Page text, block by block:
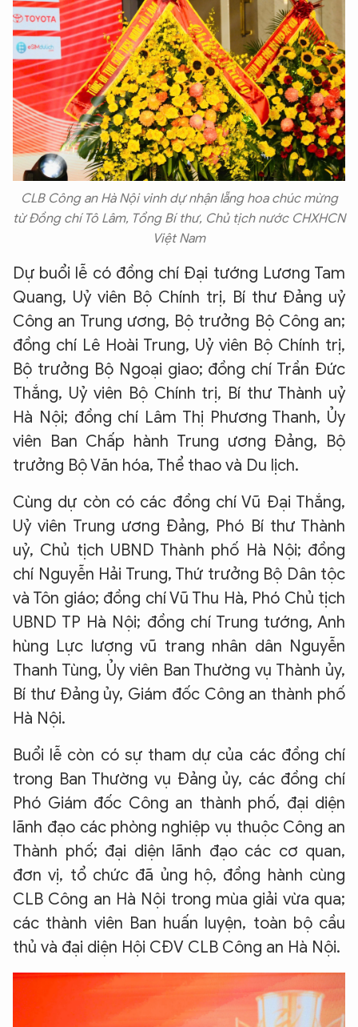
CLB Công an Hà Nội vinh dự nhận lẵng hoa chúc mừng
từ Đồng chí Tô Lâm, Tổng Bí thư, Chủ tịch nước CHXHCN
Việt Nam
Dự buổi lễ có đồng chí Đại tướng Lương Tam
Quang, Uỷ viên Bộ Chính trị, Bí thư Đảng uỷ
Công an Trung ương, Bộ trưởng Bộ Công an;
đồng chí Lê Hoài Trung, Uỷ viên Bộ Chính trị,
Bộ trưởng Bộ Ngoại giao; đồng chí Trần Đức
Thắng, Uỷ viên Bộ Chính trị, Bí thư Thành uỷ
Hà Nội; đồng chí Lâm Thị Phương Thanh, Ủy
viên Ban Chấp hành Trung ương Đảng, Bộ
trưởng Bộ Văn hóa, Thể thao và Du lịch.
Cùng dự còn có các đồng chí Vũ Đại Thắng,
Uỷ viên Trung ương Đảng, Phó Bí thư Thành
uỷ, Chủ tịch UBND Thành phố Hà Nội; đồng
chí Nguyễn Hải Trung, Thứ trưởng Bộ Dân tộc
và Tôn giáo; đồng chí Vũ Thu Hà, Phó Chủ tịch
UBND TP Hà Nội; đồng chí Trung tướng, Anh
hùng Lực lượng vũ trang nhân dân Nguyễn
Thanh Tùng, Ủy viên Ban Thường vụ Thành ủy,
Bí thư Đảng ủy, Giám đốc Công an thành phố
Hà Nội.
Buổi lễ còn có sự tham dự của các đồng chí
trong Ban Thường vụ Đảng ủy, các đồng chí
Phó Giám đốc Công an thành phố, đại diện
lãnh đạo các phòng nghiệp vụ thuộc Công an
Thành phố; đại diện lãnh đạo các cơ quan,
đơn vị, tổ chức đã ủng hộ, đồng hành cùng
CLB Công an Hà Nội trong mùa giải vừa qua;
các thành viên Ban huấn luyện, toàn bộ cầu
thủ và đại diện Hội CĐV CLB Công an Hà Nội.